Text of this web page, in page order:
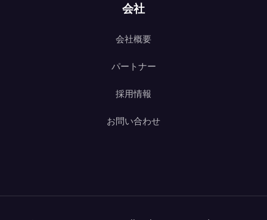
会社
会社概要
パートナー
採用情報
お問い合わせ